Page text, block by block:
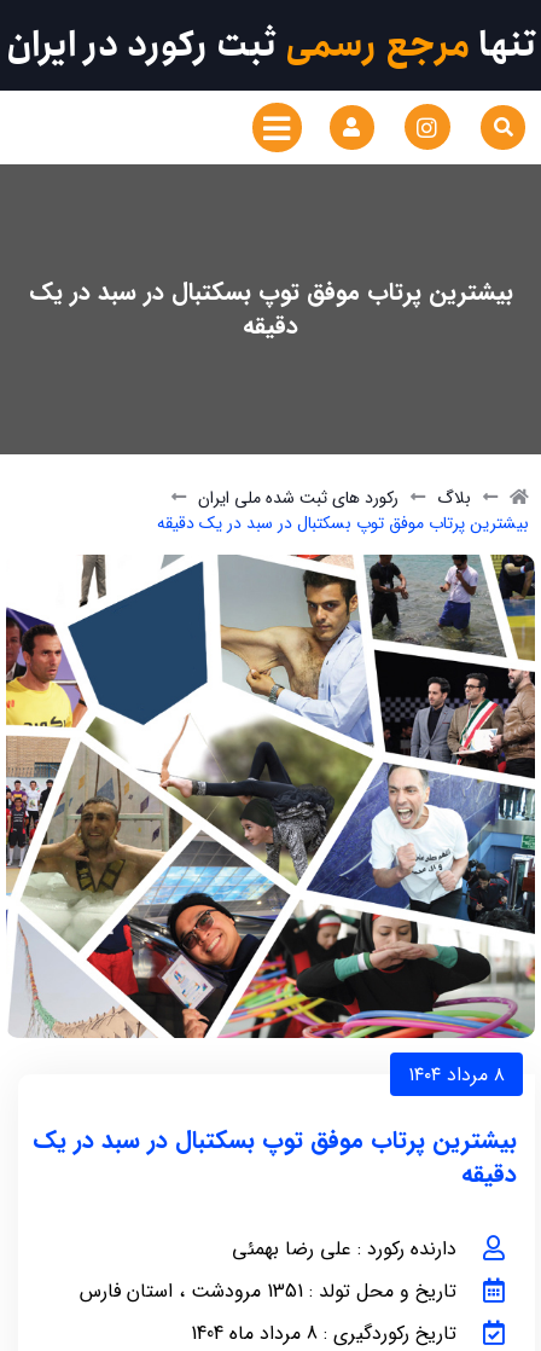
تنهامرجع رسمیثبت رکورد در ایران
بیشترین پرتاب موفق توپ بسکتبال در سبد در یک
دقیقه
بلاگ
رکورد های ثبت شده ملی ایران
بیشترین پرتاب موفق توپ بسکتبال در سبد در یک دقیقه
۸ مرداد ۱۴۰۴
بیشترین پرتاب موفق توپ بسکتبال در سبد در یک
دقیقه
دارنده رکورد : علی رضا بهمئی
تاریخ و محل تولد : 1351 مرودشت ، استان فارس
تاریخ رکوردگیری : 8 مرداد ماه 1404